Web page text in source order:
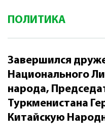
ПОЛИТИКА
Завершился
Национального
народа,
Туркменистана
Китайскую